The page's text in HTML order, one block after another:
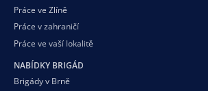
Práce ve Zlíně
Práce v zahraničí
Práce ve vaší lokalitě
NABÍDKY BRIGÁD
Brigády v Brně